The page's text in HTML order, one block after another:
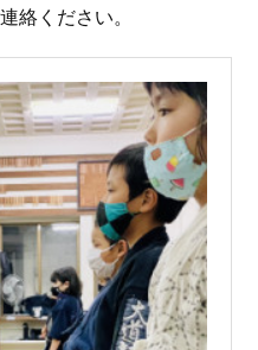
絡ください。